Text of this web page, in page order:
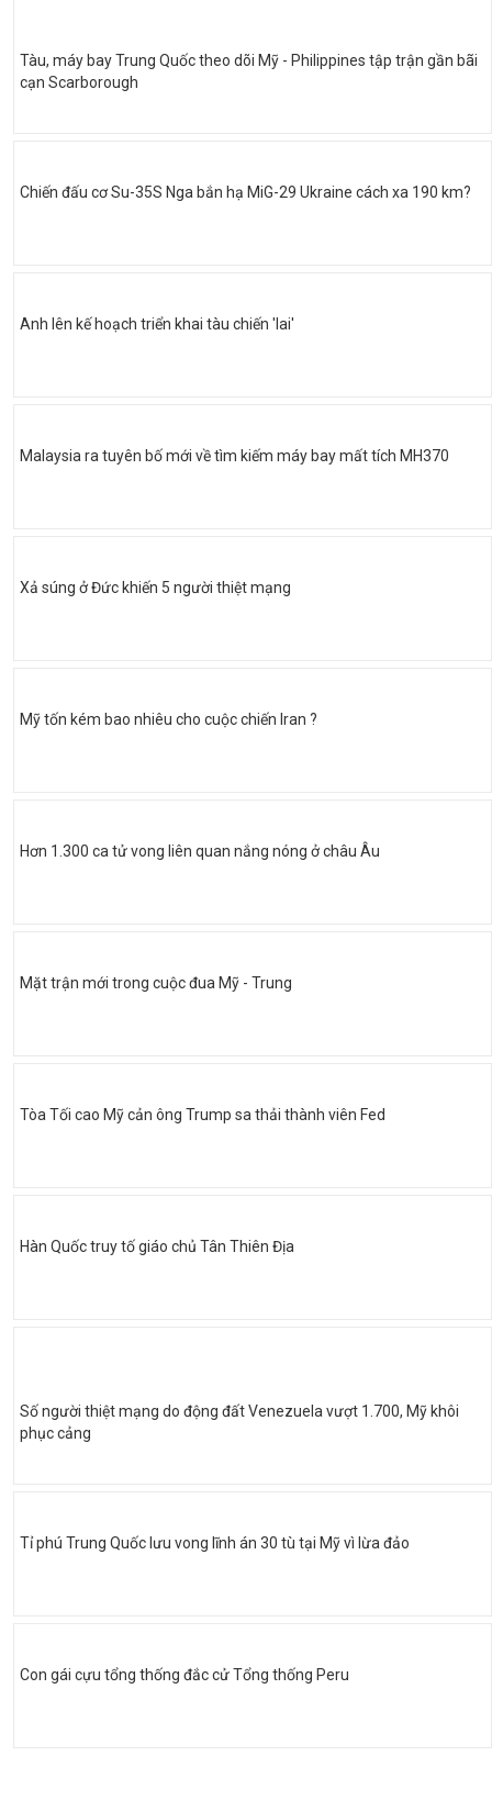
Tàu, máy bay Trung Quốc theo dõi Mỹ - Philippines tập trận gần bãi
cạn Scarborough
Chiến đấu cơ Su-35S Nga bắn hạ MiG-29 Ukraine cách xa 190 km?
Anh lên kế hoạch triển khai tàu chiến 'lai'
Malaysia ra tuyên bố mới về tìm kiếm máy bay mất tích MH370
Xả súng ở Đức khiến 5 người thiệt mạng
Mỹ tốn kém bao nhiêu cho cuộc chiến Iran ?
Hơn 1.300 ca tử vong liên quan nắng nóng ở châu Âu
Mặt trận mới trong cuộc đua Mỹ - Trung
Tòa Tối cao Mỹ cản ông Trump sa thải thành viên Fed
Hàn Quốc truy tố giáo chủ Tân Thiên Địa
Số người thiệt mạng do động đất Venezuela vượt 1.700, Mỹ khôi
phục cảng
Tỉ phú Trung Quốc lưu vong lĩnh án 30 tù tại Mỹ vì lừa đảo
Con gái cựu tổng thống đắc cử Tổng thống Peru